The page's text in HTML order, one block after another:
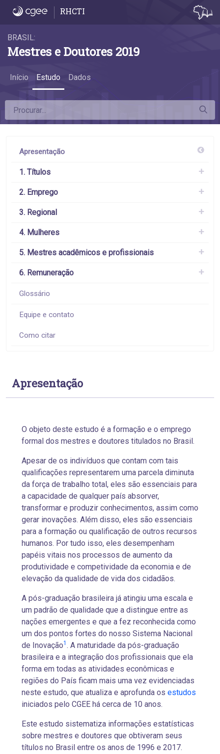
Apresentação - Apresentação
RHCTI
BRASIL:
Mestres e Doutores 2019
Início Estudo Dados
Apresentação
1. Títulos
2. Emprego
3. Regional
4. Mulheres
5. Mestres acadêmicos e profissionais
6. Remuneração
Glossário
Equipe e contato
Como citar
Apresentação
O objeto deste estudo é a formação e o emprego
formal dos mestres e doutores titulados no Brasil.
Apesar de os indivíduos que contam com tais
qualificações representarem uma parcela diminuta
da força de trabalho total, eles são essenciais para
a capacidade de qualquer país absorver,
transformar e produzir conhecimentos, assim como
gerar inovações. Além disso, eles são essenciais
para a formação ou qualificação de outros recursos
humanos. Por tudo isso, eles desempenham
papéis vitais nos processos de aumento da
produtividade e competividade da economia e de
elevação da qualidade de vida dos cidadãos.
A pós-graduação brasileira já atingiu uma escala e
um padrão de qualidade que a distingue entre as
nações emergentes e que a fez reconhecida como
um dos pontos fortes do nosso Sistema Nacional
de Inovação1 . A maturidade da pós-graduação
brasileira e a integração dos profissionais que ela
forma em todas as atividades econômicas e
regiões do País ficam mais uma vez evidenciadas
neste estudo, que atualiza e aprofunda os estudos
iniciados pelo CGEE há cerca de 10 anos.
Este estudo sistematiza informações estatísticas
sobre mestres e doutores que obtiveram seus
títulos no Brasil entre os anos de 1996 e 2017.